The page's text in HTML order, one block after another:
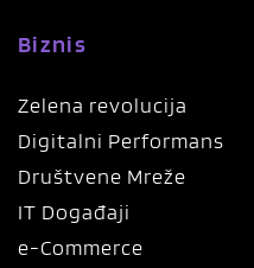
Biznis
Zelena revolucija
Digitalni Performans
Društvene Mreže
IT Događaji
e-Commerce